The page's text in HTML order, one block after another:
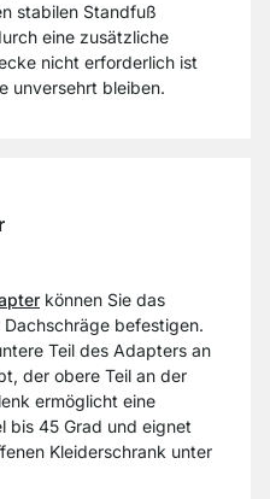
stabilen Standfuß
eine zusätzliche
nicht erforderlich ist
unversehrt bleiben.
können Sie das
befestigen.
Teil des Adapters an
der obere Teil an der
ermöglicht eine
bis 45 Grad und eignet
Kleiderschrank unter